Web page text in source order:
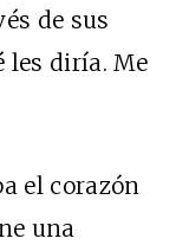
de sus
les diría. Me
el corazón
una